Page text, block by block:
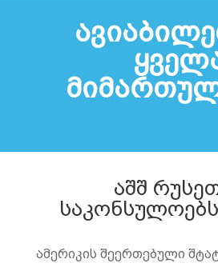
აშშ
ამერიკის შეერთებული